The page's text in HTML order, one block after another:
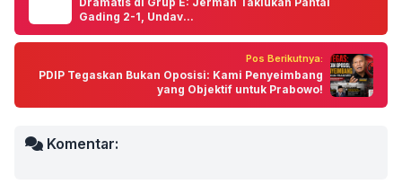
Gading 2-1, Undav...
Pos Berikutnya:
PDIP Tegaskan Bukan Oposisi: Kami Penyeimbang
yang Objektif untuk Prabowo!
Komentar: